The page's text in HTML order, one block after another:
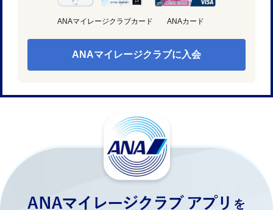
ANAマイレージクラブカード ANAカード
ANAマイレージクラブに入会